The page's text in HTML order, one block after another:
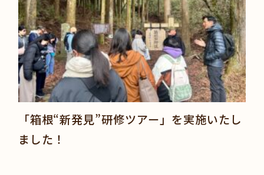
「箱根“新発見”研修ツアー」を実施いたし
ました！